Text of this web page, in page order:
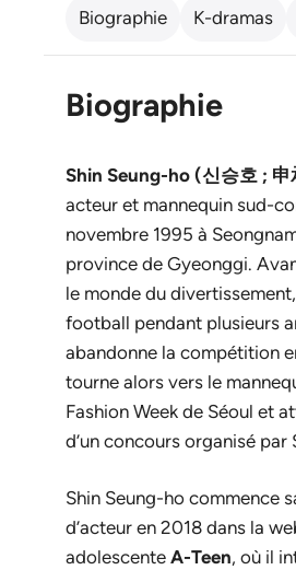
Biographie K-dramas
Biographie
Shin Seung-ho (신승호 ; 申
acteur et mannequin sud-
novembre 1995 à
province de Gyeonggi.
le monde du
football pendant plusieurs
abandonne la compétition
tourne alors vers le
Fashion Week de Séoul et
d’un concours organisé par
Shin Seung-ho commence
d’acteur en 2018 dans la
adolescente A-Teen, où il